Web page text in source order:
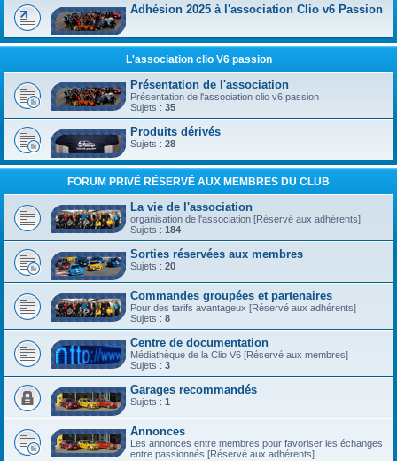
Adhésion 2025 à l'association Clio v6 Passion
L'association clio V6 passion
Présentation de l'association
Présentation de l'association clio v6 passion
Sujets : 35
Produits dérivés
Sujets : 28
FORUM PRIVÉ RÉSERVÉ AUX MEMBRES DU CLUB
La vie de l'association
organisation de l'association [Réservé aux adhérents]
Sujets : 184
Sorties réservées aux membres
Sujets : 20
Commandes groupées et partenaires
Pour des tarifs avantageux [Réservé aux adhérents]
Sujets : 8
Centre de documentation
Médiathèque de la Clio V6 [Réservé aux membres]
Sujets : 3
Garages recommandés
Sujets : 1
Annonces
Les annonces entre membres pour favoriser les échanges
entre passionnés [Réservé aux adhérents]